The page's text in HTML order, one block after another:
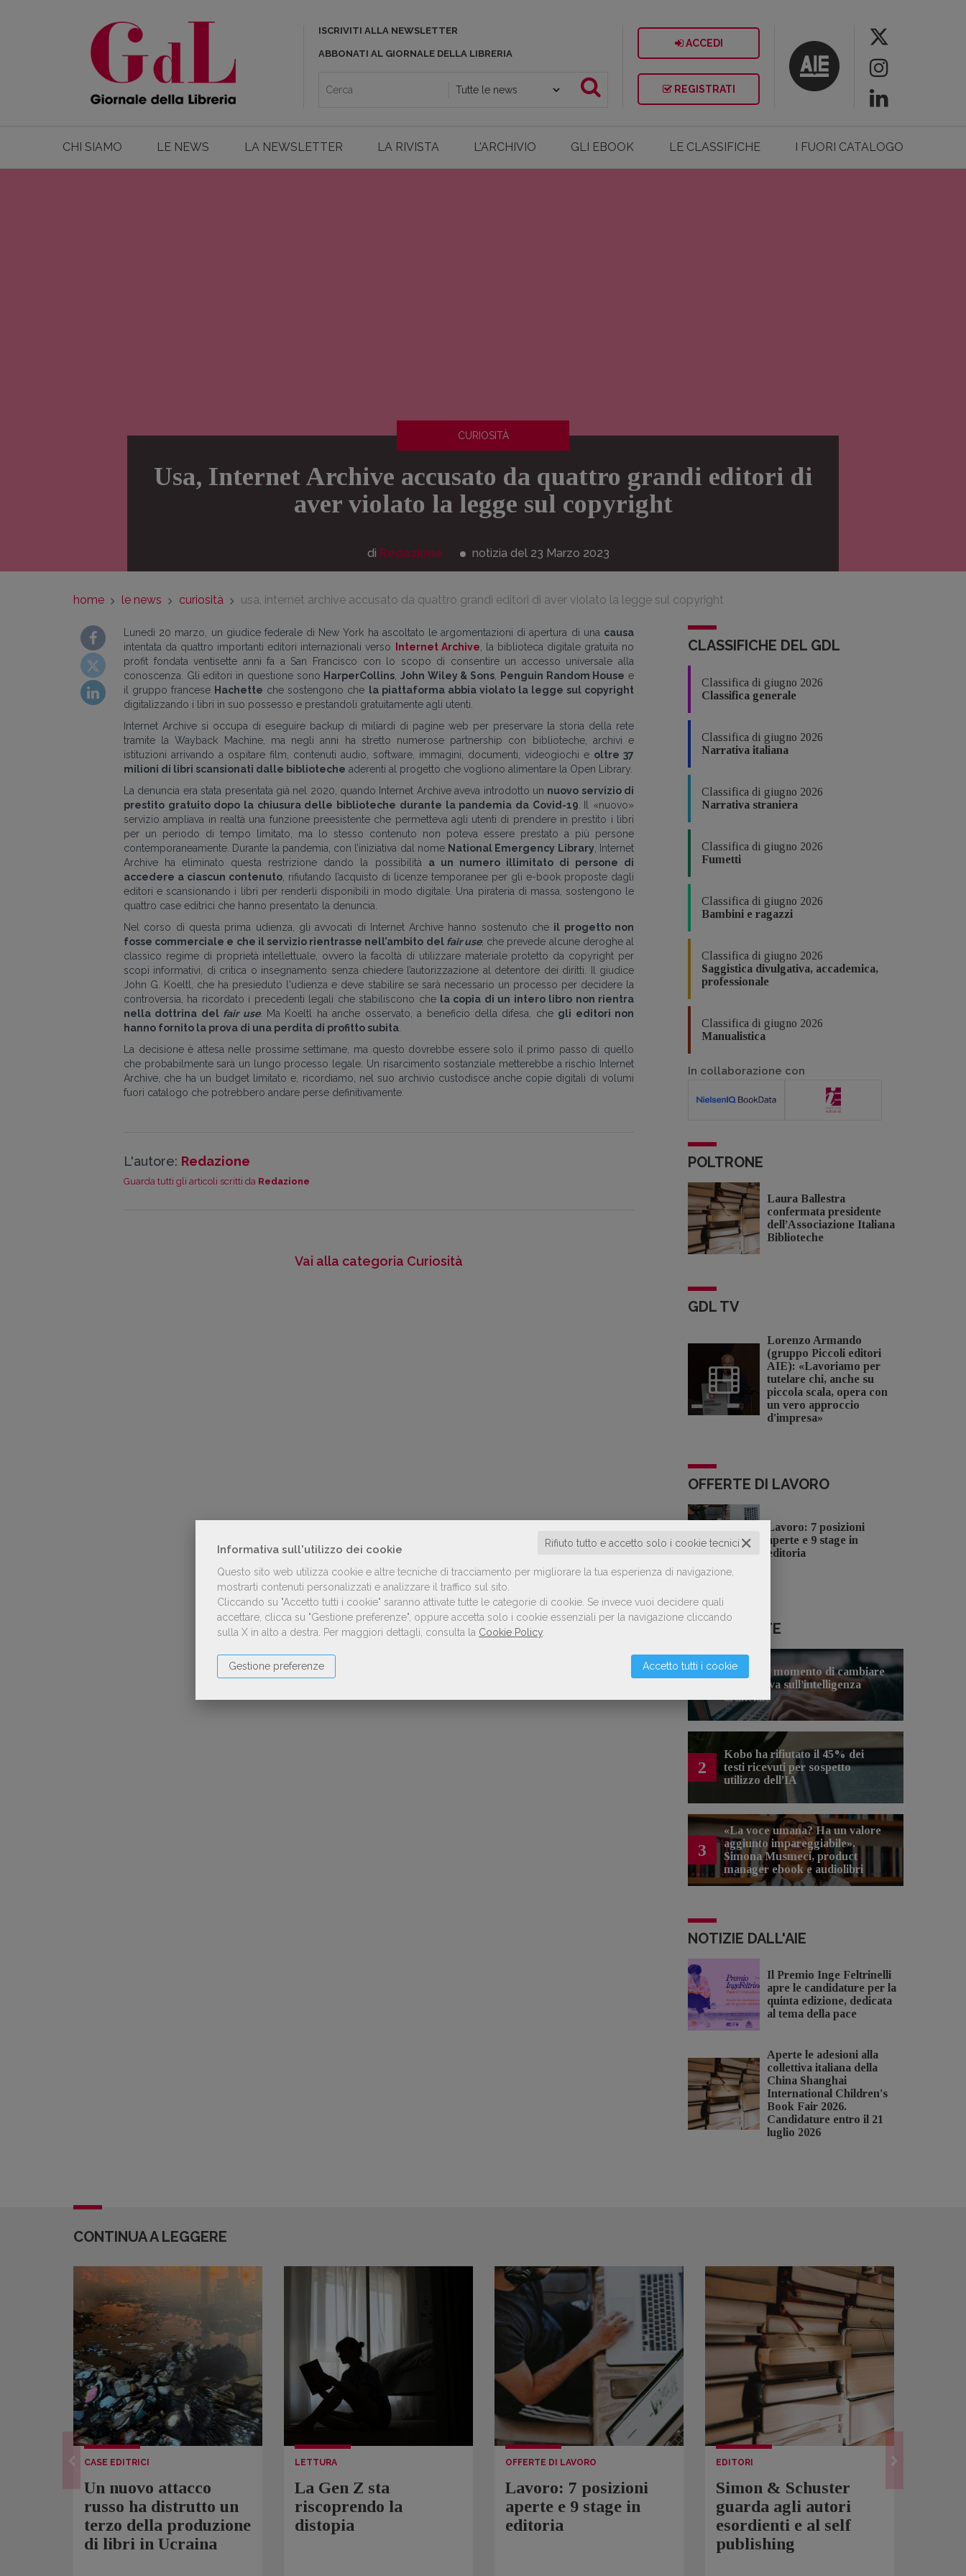
Informativa sull'utilizzo dei cookie ✕
Rifiuto tutto e accetto solo i cookie tecnici
Questo sito web utilizza cookie e altre tecniche di tracciamento per migliorare la tua esperienza di navigazione,
mostrarti contenuti personalizzati e analizzare il traffico sul sito.
Cliccando su "Accetto tutti i cookie" saranno attivate tutte le categorie di cookie. Se invece vuoi decidere quali
accettare, clicca su "Gestione preferenze", oppure accetta solo i cookie essenziali per la navigazione cliccando
sulla X in alto a destra.
Per maggiori dettagli, consulta la Cookie Policy
Accetto tutti i cookie
Gestione preferenze
ISCRIVITI ALLA NEWSLETTER
ABBONATI AL GIORNALE DELLA LIBRERIA
ACCEDI
REGISTRATI
CHI SIAMO LE NEWS LA NEWSLETTER LA RIVISTA L'ARCHIVIO GLI EBOOK LE CLASSIFICHE I FUORI CATALOGO
CURIOSITÀ
Usa, Internet Archive accusato da quattro grandi editori di
aver violato la legge sul copyright
di Redazione notizia del 23 Marzo 2023
home le news curiosità usa, internet archive accusato da quattro grandi editori di aver violato la legge sul copyright
Lunedì 20 marzo, un giudice federale di New York ha ascoltato le argomentazioni di apertura di una causa
intentata da quattro importanti editori internazionali verso
Internet Archive , la biblioteca digitale gratuita no
profit fondata ventisette anni fa a San Francisco con lo scopo di consentire un accesso universale alla
conoscenza. Gli editori in questione sono HarperCollins ,John Wiley & Sons Penguin Random House e
il gruppo francese Hachette che sostengono che la piattaforma abbia violato la legge sul copyright
digitalizzando i libri in suo possesso e prestandoli gratuitamente agli utenti.
Internet Archive si occupa di eseguire backup di miliardi di pagine web per preservare la storia della rete
tramite la Wayback Machine, ma negli anni ha stretto numerose partnership con biblioteche, archivi e
istituzioni arrivando a ospitare film, contenuti audio, software, immagini, documenti, videogiochi e oltre 37
milioni di libri scansionati dalle biblioteche aderenti al progetto che vogliono alimentare la Open Library.
La denuncia era stata presentata già nel 2020, quando Internet Archive aveva introdotto un nuovo servizio di
prestito gratuito dopo la chiusura delle biblioteche durante la pandemia da Covid-19
Il «nuovo»
servizio ampliava in realtà una funzione preesistente che permetteva agli utenti di prendere in prestito i libri
per un periodo di tempo limitato, ma lo stesso contenuto non poteva essere prestato a più persone
contemporaneamente. Durante la pandemia, con l’iniziativa dal nome National Emergency Library, Internet
Archive ha eliminato questa restrizione dando la possibilità a un numero illimitato di persone di
accedere a ciascun contenuto , rifiutando l’acquisto di licenze temporanee per gli e-book proposte dagli
editori e scansionando i libri per renderli disponibili in modo digitale. Una pirateria di massa, sostengono le
quattro case editrici che hanno presentato la denuncia.
Nel corso di questa prima udienza, gli avvocati di Internet Archive hanno sostenuto che il progetto non
fosse commerciale e che il servizio rientrasse nell’ambito del fair use, che prevede alcune deroghe al
classico regime di proprietà intellettuale, ovvero la facoltà di utilizzare materiale protetto da copyright per
scopi informativi, di critica o insegnamento senza chiedere l’autorizzazione al detentore dei diritti. Il giudice
John G. Koeltl, che ha presieduto l'udienza e deve stabilire se sarà necessario un processo per decidere la
controversia, ha ricordato i precedenti legali che stabiliscono che la copia di un intero libro non rientra
nella dottrina del fair use. Ma Koeltl ha anche osservato, a beneficio della difesa, che gli editori non
hanno fornito la prova di una perdita di profitto subita
La decisione è attesa nelle prossime settimane, ma questo dovrebbe essere solo il primo passo di quello
che probabilmente sarà un lungo processo legale. Un risarcimento sostanziale metterebbe a rischio Internet
Archive, che ha un budget limitato e, ricordiamo, nel suo archivio custodisce anche copie digitali di volumi
fuori catalogo che potrebbero andare perse definitivamente.
L'autore: Redazione
Guarda tutti gli articoli scritti da Redazione
Vai alla categoria Curiosità
CLASSIFICHE DEL GDL
Classifica di giugno 2026
Classifica generale
Classifica di giugno 2026
Narrativa italiana
Classifica di giugno 2026
Narrativa straniera
Classifica di giugno 2026
Fumetti
Classifica di giugno 2026
Bambini e ragazzi
Classifica di giugno 2026
Saggistica divulgativa, accademica,
professionale
Classifica di giugno 2026
Manualistica
In collaborazione con
POLTRONE
Laura Ballestra
confermata presidente
dell’Associazione Italiana
Biblioteche
GDL TV
Lorenzo Armando
(gruppo Piccoli editori
AIE): «Lavoriamo per
tutelare chi, anche su
piccola scala, opera con
un vero approccio
d'impresa»
OFFERTE DI LAVORO
Lavoro: 7 posizioni
aperte e 9 stage in
editoria
LE PIÙ LETTE
1
Forse è il momento di cambiare
prospettiva sull’intelligenza
artificiale
2
Kobo ha rifiutato il 45% dei
testi ricevuti per sospetto
utilizzo dell’IA
3
«La voce umana? Ha un valore
aggiunto impareggiabile».
Simona Musmeci, product
manager ebook e audiolibri
NOTIZIE DALL'AIE
Il Premio Inge Feltrinelli
apre le candidature per la
quinta edizione, dedicata
al tema della pace
Aperte le adesioni alla
collettiva italiana della
China Shanghai
International Children's
Book Fair 2026.
Candidature entro il 21
luglio 2026
CONTINUA A LEGGERE
CASE EDITRICI
Un nuovo attacco
russo ha distrutto un
terzo della produzione
di libri in Ucraina
LETTURA
La Gen Z sta
riscoprendo la
distopia
OFFERTE DI LAVORO
Lavoro: 7 posizioni
aperte e 9 stage in
editoria
EDITORI
Simon & Schuster
guarda agli autori
esordienti e al self
publishing